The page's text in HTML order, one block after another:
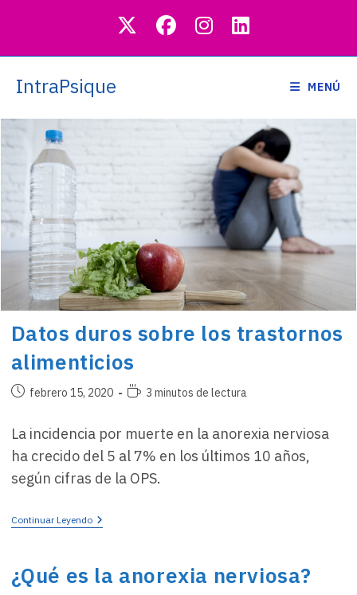
IntraPsique MENÚ
Datos duros sobre los trastornos
alimenticios
Publicación
entrada:
febrero 15, 2020
Tiempo3 minutos de lectura
La incidencia por muerte en la anorexia nerviosa
ha crecido del 5 al 7% en los últimos 10 años,
según cifras de la OPS.
Continuar LeyendoDatos
Duros
Trastornos
Alimenticios
¿Qué es la anorexia nerviosa?